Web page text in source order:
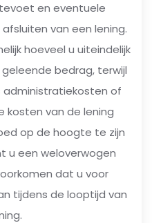
en eventuele
van een lening.
hoeveel u uiteindelijk
bedrag, terwijl
administratiekosten of
kosten van de lening
op de hoogte te zijn
u een weloverwogen
dat u voor
tijdens de looptijd van